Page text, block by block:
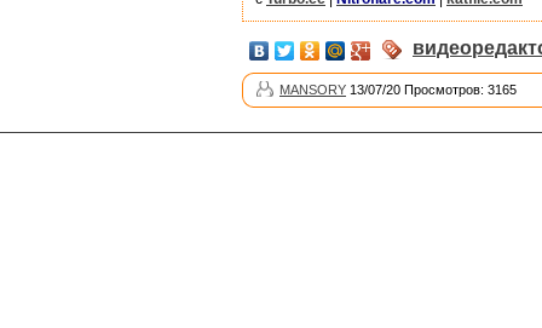
MANSORY 13/07/20 Просмотров: 3165